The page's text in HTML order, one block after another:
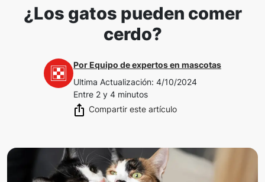
¿Los gatos pueden comer
cerdo?
PorEquipo de expertos en mascotas
Ultima Actualización: 4/10/2024
Entre 2 y 4 minutos
Compartir este artículo